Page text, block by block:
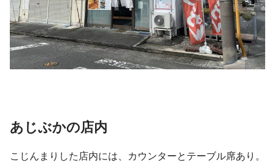
あじぶかの店内
こじんまりした店内には、カウンターとテーブル席あり。